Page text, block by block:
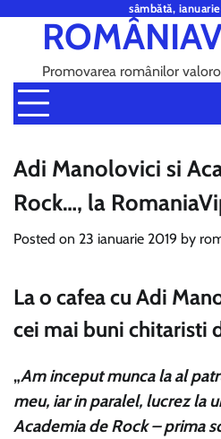
content
sâmbătă,
Promovarea românilor
Adi Manolovici si
Rock…, la
Posted on 23 ianuarie 2019 by
La o cafea cu Adi
cei mai buni chitaristi
„Am inceput munca la al
meu, iar in paralel, lucrez la
Academia de Rock – prima